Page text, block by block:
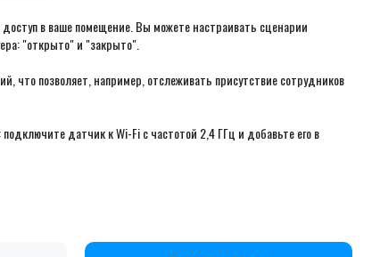
в ваше помещение. Вы можете настраивать сценарии
"открыто" и "закрыто".
позволяет, например, отслеживать присутствие сотрудников
датчик к Wi-Fi с частотой 2,4 ГГц и добавьте его в